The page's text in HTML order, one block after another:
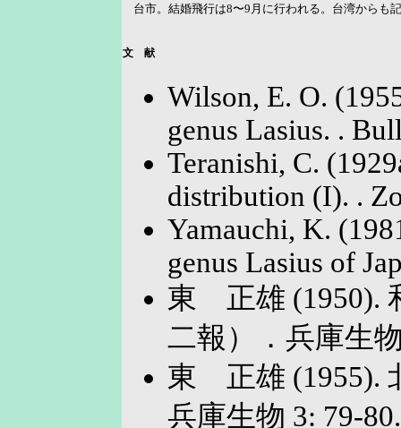
台市。結婚飛行は8〜9月に行われる。台湾から
文 献
Wilson, E. O.
genus Lasius. .
Teranishi, C.
distribution (I). .
Yamauchi, K.
genus Lasius of
東 正雄 (1950).
二報）．兵庫生
東 正雄 (1955).
兵庫生物 3: 79-80.